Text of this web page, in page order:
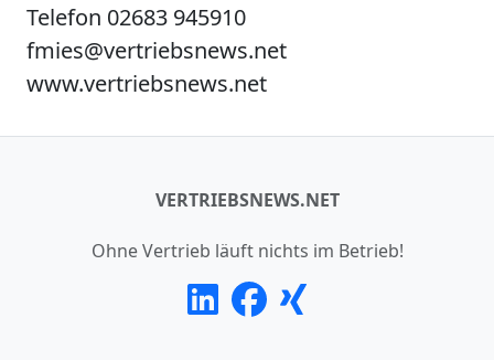
Telefon 02683 945910
fmies@vertriebsnews.net
www.vertriebsnews.net
VERTRIEBSNEWS.NET
Ohne Vertrieb läuft nichts im Betrieb!